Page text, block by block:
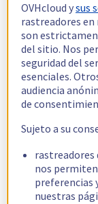
OVHcloud ysus
rastreadores
son
del sitio. Nos
seguridad del
esenciales.
audiencia
de
Sujeto a su
rastreadores
nos
preferencias
nuestras